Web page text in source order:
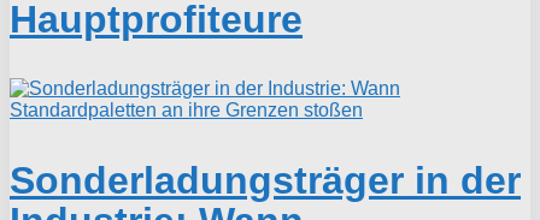
Hauptprofiteure
Sonderladungsträger in der